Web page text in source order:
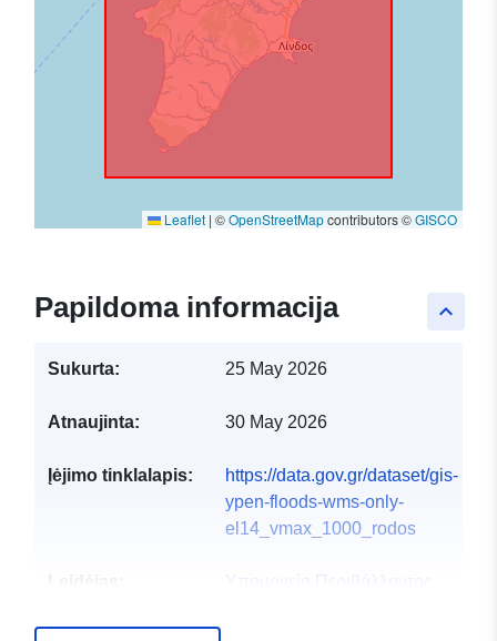
Leaflet | ©OpenStreetMapcontributors ©GISCO
keyboard_arrow_up
Papildoma informacija
Sukurta: 25 May 2026
Atnaujinta: 30 May 2026
Įėjimo tinklalapis:
https://data.gov.gr/dataset/gis-
ypen-floods-wms-only-
el14_vmax_1000_rodos
Υπουργείο Περιβάλλοντος